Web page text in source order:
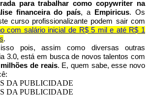
para trabalhar como copywriter na
financeira do país, a Empiricus. Os
curso profissionalizante podem sair com
com salário inicial de R$ 5 mil e até R$ 1
.
pois, assim como diversas outras
3.0, está em busca de novos talentos com
de reais. E, quem sabe, esse novo
DA PUBLICIDADE
DA PUBLICIDADE